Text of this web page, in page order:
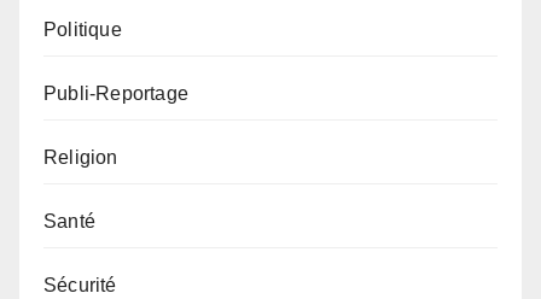
Politique
Publi-Reportage
Religion
Santé
Sécurité